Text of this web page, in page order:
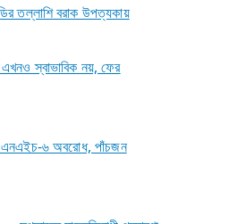
তল্লাশি বরাক উপত্যকায়
স্বাভাবিক নয়, ফের
এনএইচ-৬ অবরোধ, পাঁচজন